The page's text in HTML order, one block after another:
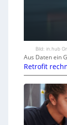
Bild: in.hub
Aus Daten ein
Retrofit